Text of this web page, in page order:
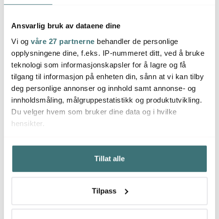
Ansvarlig bruk av dataene dine
Vi og våre 27 partnerne behandler de personlige
opplysningene dine, f.eks. IP-nummeret ditt, ved å bruke
teknologi som informasjonskapsler for å lagre og få
tilgang til informasjon på enheten din, sånn at vi kan tilby
deg personlige annonser og innhold samt annonse- og
innholdsmåling, målgruppestatistikk og produktutvikling.
Du velger hvem som bruker dine data og i hvilke
hensikter.
Hvis du gir oss lov, vil vi også gjerne:
Innhente informasjon om den geografiske
beliggenheten din, som kan være nøyaktig innenfor
Identifisere enheten din ved å aktivt skanne den for
Tillat alle
Tilpass
Tala
Paiform med løs bunn
28 cm svart
På lager
Le Creuset
Paiform 28 cm 2,1L shell
På lager